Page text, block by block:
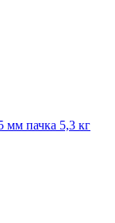
мм пачка 5,3 кг